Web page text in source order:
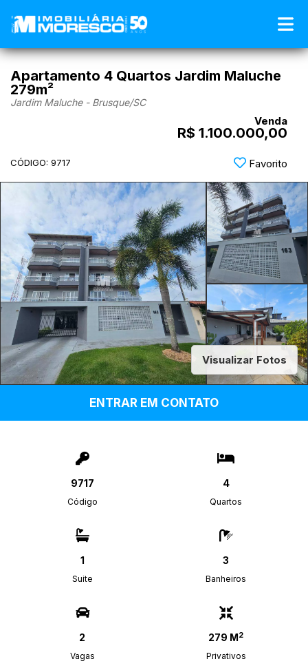
Apartamento 4 Quartos Jardim Maluche
279m²
Jardim Maluche - Brusque/SC
Venda
R$ 1.100.000,00
CÓDIGO: 9717 Favorito
Visualizar Fotos
ENTRAR EM CONTATO
9717
Código
4
Quartos
1
Suite
3
Banheiros
2
Vagas
279 M2
Privativos